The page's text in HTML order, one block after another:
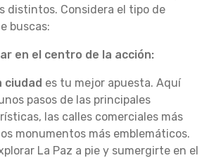
distintos. Considera el tipo de
buscas:
en el centro de la acción:
ciudad es tu mejor apuesta. Aquí
pasos de las principales
las calles comerciales más
monumentos más emblemáticos.
La Paz a pie y sumergirte en el